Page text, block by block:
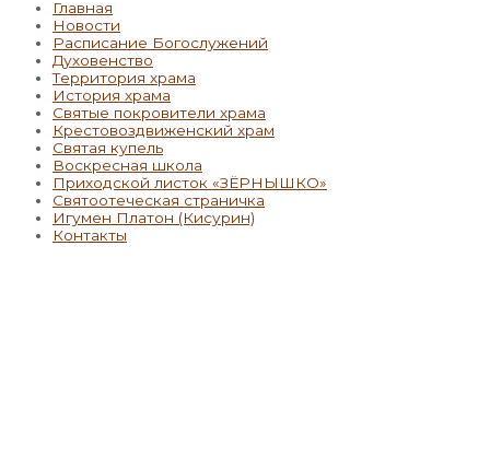
Главная
Новости
Расписание Богослужений
Духовенство
Территория храма
История храма
Святые покровители храма
Крестовоздвиженский храм
Святая купель
Воскресная школа
Приходской листок «ЗЁРНЫШКО»
Святоотеческая страничка
Игумен Платон (Кисурин)
Контакты